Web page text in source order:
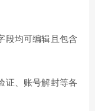
段均可编辑且包含
证、账号解封等各